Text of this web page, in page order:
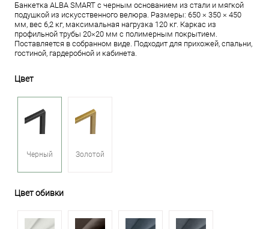
Банкетка ALBA SMART с черным основанием из стали и мягкой
подушкой из искусственного велюра. Размеры: 650 × 350 × 450
мм, вес 6,2 кг, максимальная нагрузка 120 кг. Каркас из
профильной трубы 20×20 мм с полимерным покрытием.
Поставляется в собранном виде. Подходит для прихожей, спальни,
гостиной, гардеробной и кабинета.
Цвет
Черный Золотой
Цвет обивки